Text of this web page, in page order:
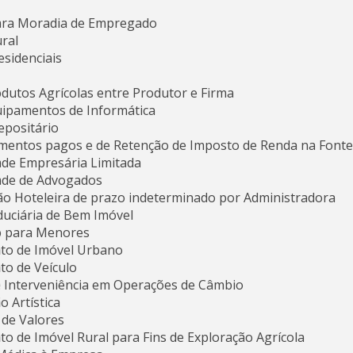
Moradia de Empregado
Agrícolas entre Produtor e Firma
de Informática
pagos e de Retenção de Imposto de Renda na Fonte
Empresária Limitada
de Advogados
Hoteleira de prazo indeterminado por Administradora
de Bem Imóvel
para Menores
de Imóvel Urbano
de Veículo
em Operações de Câmbio
Artística
Valores
de Imóvel Rural para Fins de Exploração Agrícola